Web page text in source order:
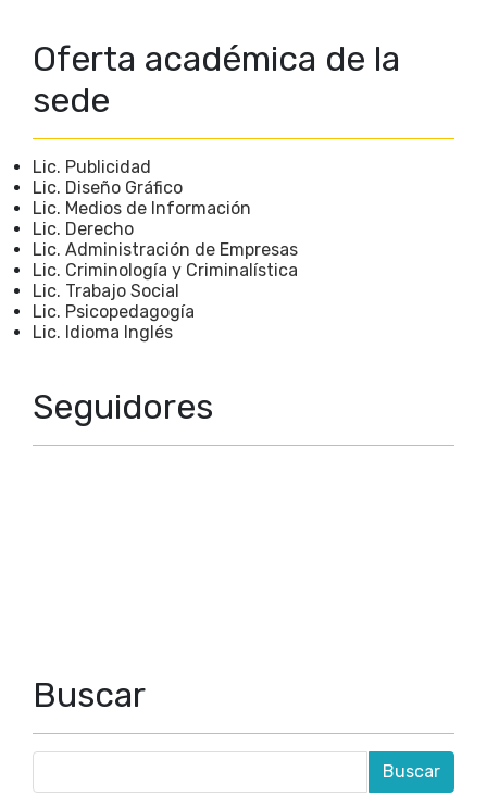
Oferta académica de la
sede
Lic. Publicidad
Lic. Diseño Gráfico
Lic. Medios de Información
Lic. Derecho
Lic. Administración de Empresas
Lic. Criminología y Criminalística
Lic. Trabajo Social
Lic. Psicopedagogía
Lic. Idioma Inglés
Seguidores
Buscar